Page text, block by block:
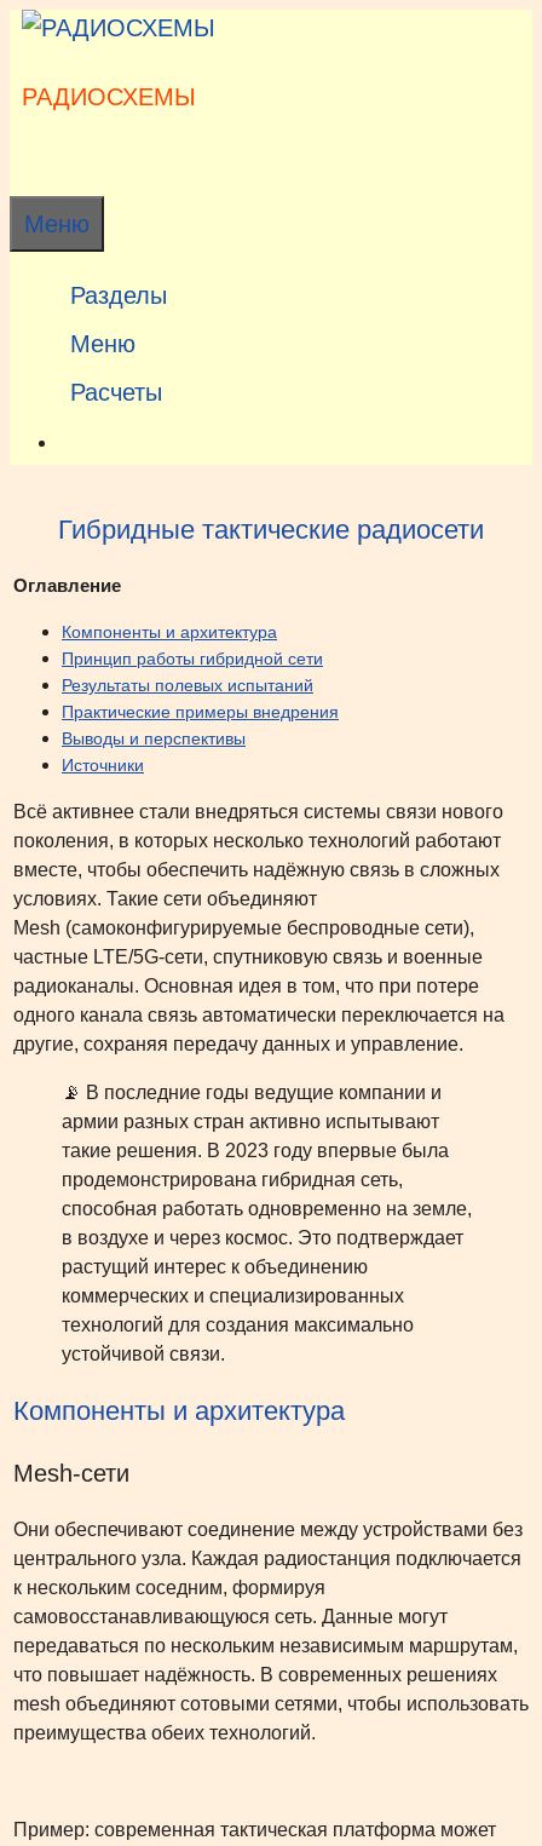
Перейти
РАДИОСХЕМЫ
Меню
Разделы
Меню
Расчеты
Гибридные тактические радиосети
Оглавление
Компоненты и архитектура
Принцип работы гибридной сети
Результаты полевых испытаний
Практические примеры внедрения
Выводы и перспективы
Источники
Всё активнее стали внедряться системы связи нового
поколения, в которых несколько технологий работают
вместе, чтобы обеспечить надёжную связь в сложных
условиях. Такие сети объединяют
Mesh (самоконфигурируемые беспроводные сети),
частные LTE/5G-сети, спутниковую связь и военные
радиоканалы. Основная идея в том, что при потере
одного канала связь автоматически переключается на
другие, сохраняя передачу данных и управление.
📡 В последние годы ведущие компании и
армии разных стран активно испытывают
такие решения. В 2023 году впервые была
продемонстрирована гибридная сеть,
способная работать одновременно на земле,
в воздухе и через космос. Это подтверждает
растущий интерес к объединению
коммерческих и специализированных
технологий для создания максимально
устойчивой связи.
Компоненты и архитектура
Mesh-сети
Они обеспечивают соединение между устройствами без
центрального узла. Каждая радиостанция подключается
к нескольким соседним, формируя
самовосстанавливающуюся сеть. Данные могут
передаваться по нескольким независимым маршрутам,
что повышает надёжность. В современных решениях
mesh объединяют сотовыми сетями, чтобы использовать
преимущества обеих технологий.
Пример: современная тактическая платформа может